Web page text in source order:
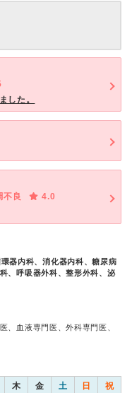
した。
不良
4.0
器内科、消化器内科、糖尿病
、呼吸器外科、整形外科、泌
、血液専門医、外科専門医、
木 金 土 日 祝